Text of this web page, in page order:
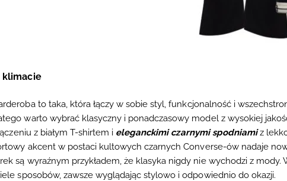
klimacie
to taka, która łączy w sobie styl, funkcjonalność i
warto wybrać klasyczny i ponadczasowy model z wysokiej
z białym T-shirtem i eleganckimi czarnymi spodniamiz
akcent w postaci kultowych czarnych Converse-ów nadaje
są wyraźnym przykładem, że klasyka nigdy nie wychodzi z
sposobów, zawsze wyglądając stylowo i odpowiednio do okazji.